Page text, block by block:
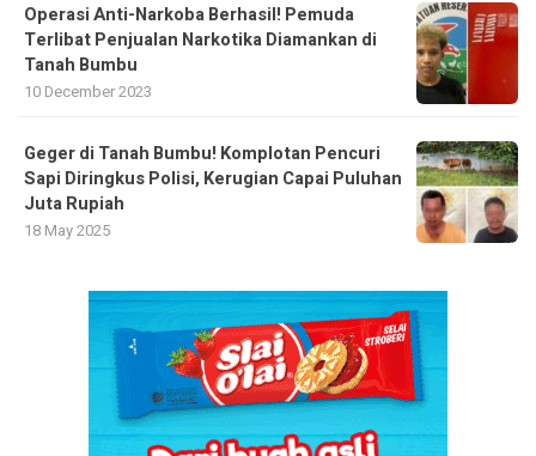
Operasi Anti-Narkoba Berhasil! Pemuda
Terlibat Penjualan Narkotika Diamankan di
Tanah Bumbu
10 December 2023
Geger di Tanah Bumbu! Komplotan Pencuri
Sapi Diringkus Polisi, Kerugian Capai Puluhan
Juta Rupiah
18 May 2025